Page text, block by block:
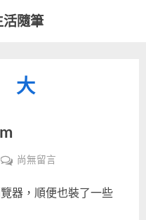
隨筆
重
型
大
字
型
在
的
尚無留言
器，順便也裝了一些